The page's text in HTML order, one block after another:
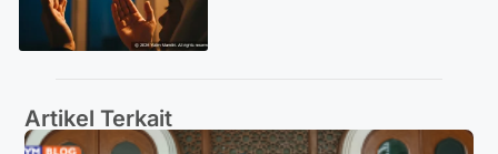
Artikel Terkait